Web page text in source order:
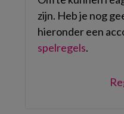
zijn. Heb je nog
hieronder een
spelregels.